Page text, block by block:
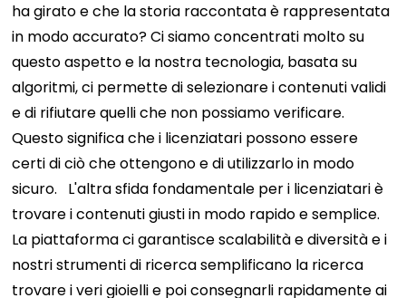
ha girato e che la storia raccontata è rappresentata
in modo accurato? Ci siamo concentrati molto su
questo aspetto e la nostra tecnologia, basata su
algoritmi, ci permette di selezionare i contenuti validi
e di rifiutare quelli che non possiamo verificare.
Questo significa che i licenziatari possono essere
certi di ciò che ottengono e di utilizzarlo in modo
sicuro.
L'altra sfida fondamentale per i licenziatari è
trovare i contenuti giusti in modo rapido e semplice.
La piattaforma ci garantisce scalabilità e diversità e i
nostri strumenti di ricerca semplificano la ricerca
trovare i veri gioielli e poi consegnarli rapidamente ai